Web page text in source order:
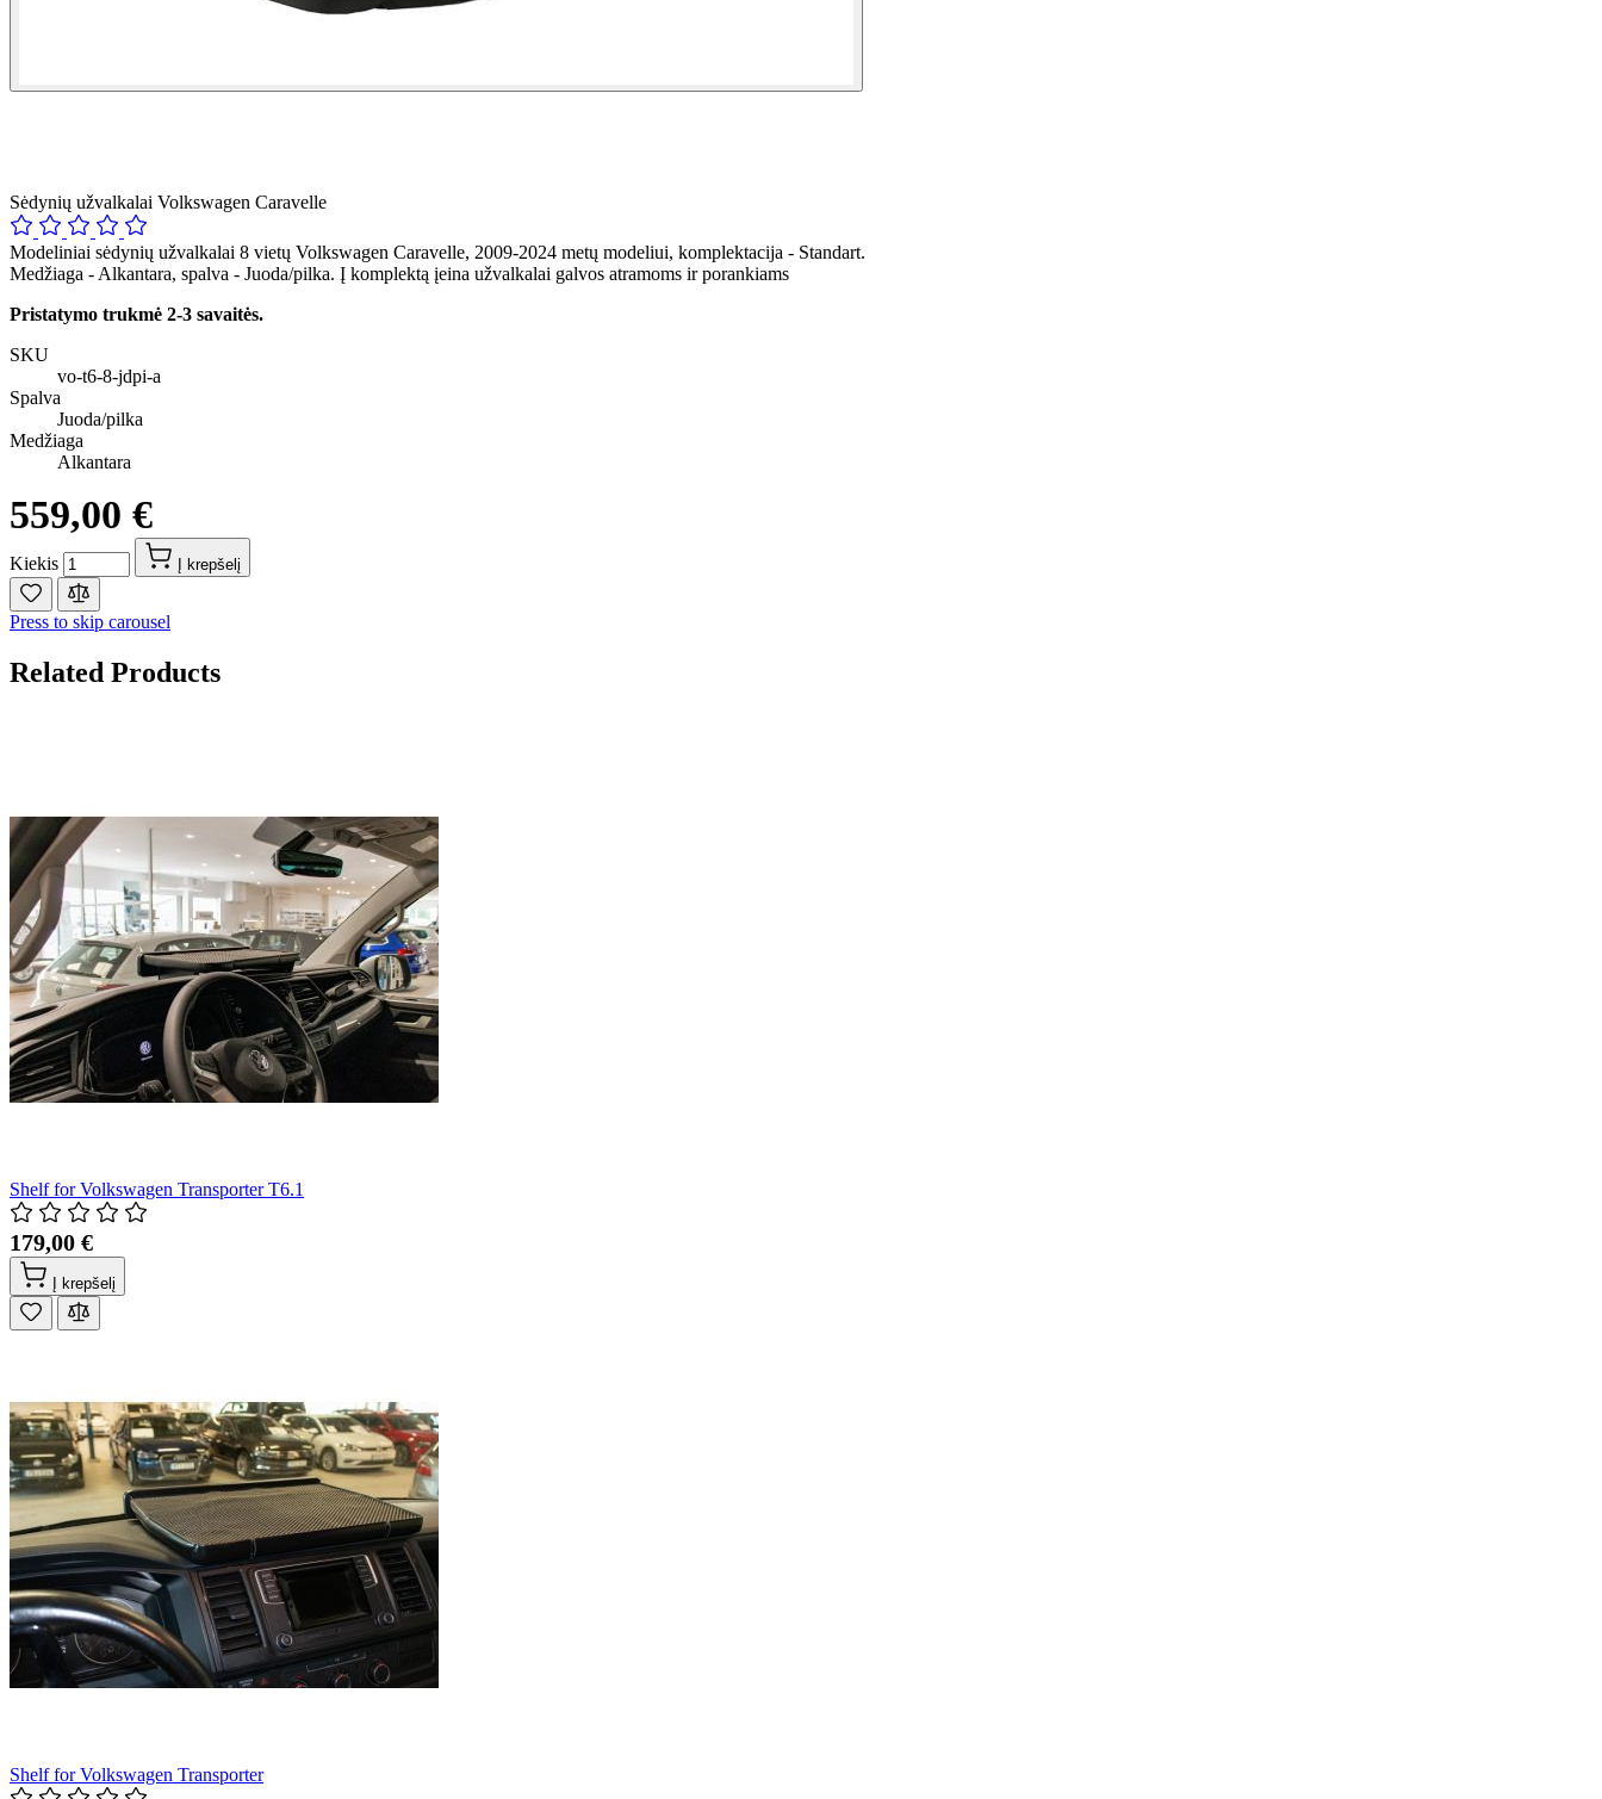
Sėdynių užvalkalai Volkswagen Caravelle
Modeliniai sėdynių užvalkalai 8 vietų Volkswagen Caravelle, 2009-2024 metų modeliui, komplektacija - Standart.
Medžiaga - Alkantara, spalva - Juoda/pilka. Į komplektą įeina užvalkalai galvos atramoms ir porankiams
Pristatymo trukmė 2-3 savaitės.
SKU
vo-t6-8-jdpi-a
Spalva
Juoda/pilka
Medžiaga
Alkantara
559,00 €
Kiekis Į krepšelį
Press to skip carousel
Related Products
Shelf for Volkswagen Transporter T6.1
179,00 €
Į krepšelį
Shelf for Volkswagen Transporter